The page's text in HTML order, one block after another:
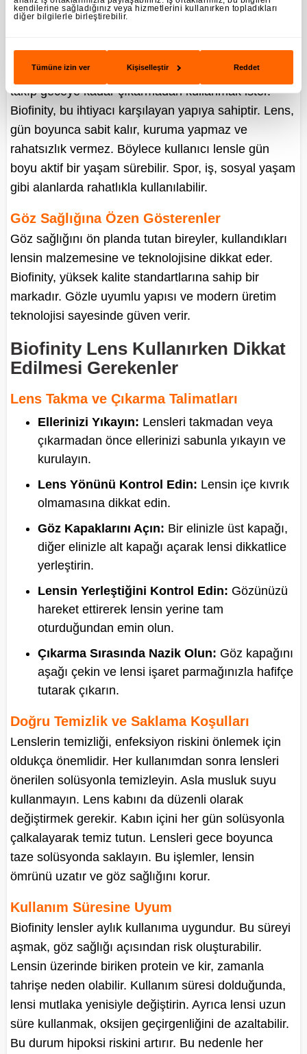
kendilerine sağladığınız veya hizmetlerini kullanırken topladıkları
diğer bilgilerle birleştirebilir.
Tümüne izin ver Kişiselleştir Reddet
için büyük fark yaratır.
Lenslerini Gün Boyunca Takmak İsteyenler
Yoğun programı olan kullanıcılar, lenslerini sabah
takıp geceye kadar çıkarmadan kullanmak ister.
Biofinity, bu ihtiyacı karşılayan yapıya sahiptir. Lens,
gün boyunca sabit kalır, kuruma yapmaz ve
rahatsızlık vermez. Böylece kullanıcı lensle gün
boyu aktif bir yaşam sürebilir. Spor, iş, sosyal yaşam
gibi alanlarda rahatlıkla kullanılabilir.
Göz Sağlığına Özen Gösterenler
Göz sağlığını ön planda tutan bireyler, kullandıkları
lensin malzemesine ve teknolojisine dikkat eder.
Biofinity, yüksek kalite standartlarına sahip bir
markadır. Gözle uyumlu yapısı ve modern üretim
teknolojisi sayesinde güven verir.
Biofinity Lens Kullanırken Dikkat
Edilmesi Gerekenler
Lens Takma ve Çıkarma Talimatları
Ellerinizi Yıkayın: Lensleri takmadan veya
çıkarmadan önce ellerinizi sabunla yıkayın ve
kurulayın.
Lens Yönünü Kontrol Edin: Lensin içe kıvrık
olmamasına dikkat edin.
Göz Kapaklarını Açın: Bir elinizle üst kapağı,
diğer elinizle alt kapağı açarak lensi dikkatlice
yerleştirin.
Lensin Yerleştiğini Kontrol Edin: Gözünüzü
hareket ettirerek lensin yerine tam
oturduğundan emin olun.
Çıkarma Sırasında Nazik Olun: Göz kapağını
aşağı çekin ve lensi işaret parmağınızla hafifçe
tutarak çıkarın.
Doğru Temizlik ve Saklama Koşulları
Lenslerin temizliği, enfeksiyon riskini önlemek için
oldukça önemlidir. Her kullanımdan sonra lensleri
önerilen solüsyonla temizleyin. Asla musluk suyu
kullanmayın. Lens kabını da düzenli olarak
değiştirmek gerekir. Kabın içini her gün solüsyonla
çalkalayarak temiz tutun. Lensleri gece boyunca
taze solüsyonda saklayın. Bu işlemler, lensin
ömrünü uzatır ve göz sağlığını korur.
Kullanım Süresine Uyum
Biofinity lensler aylık kullanıma uygundur. Bu süreyi
aşmak, göz sağlığı açısından risk oluşturabilir.
Lensin üzerinde biriken protein ve kir, zamanla
tahrişe neden olabilir. Kullanım süresi dolduğunda,
lensi mutlaka yenisiyle değiştirin. Ayrıca lensi uzun
süre kullanmak, oksijen geçirgenliğini de azaltabilir.
Bu durum hipoksi riskini artırır. Bu nedenle her